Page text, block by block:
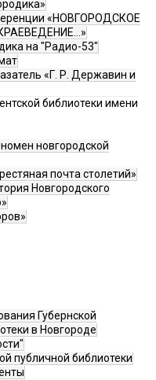
«НОВГОРОДСКОЕ
на "Радио-53"
«Г. Р. Державин и
библиотеки имени
новгородской
почта столетий»
Новгородского
Губернской
в Новгороде
публичной библиотеки